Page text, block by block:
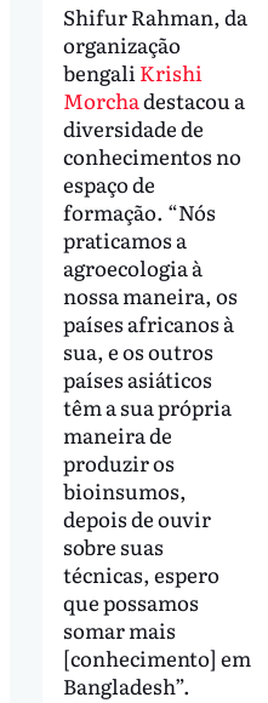
Shifur Rahman, da
organização
bengaliKrishi
Morchadestacou a
diversidade de
conhecimentos no
espaço de
formação. “Nós
praticamos a
agroecologia à
nossa maneira, os
países africanos à
sua, e os outros
países asiáticos
têm a sua própria
maneira de
produzir os
bioinsumos,
depois de ouvir
sobre suas
técnicas, espero
que possamos
somar mais
[conhecimento] em
Bangladesh”.